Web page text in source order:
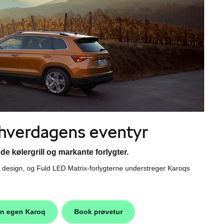
eventyr
kølergrill og markante forlygter.
og Fuld LED Matrix-forlygterne understreger Karoqs
egen Karoq Book prøvetur